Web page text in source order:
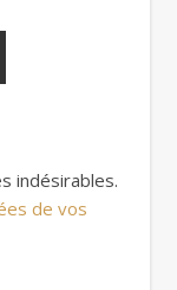
indésirables.
de vos